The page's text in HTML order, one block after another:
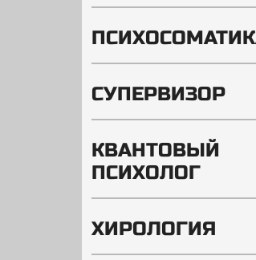
СУПЕРВИЗОР
КВАНТОВЫЙ
ПСИХОЛОГ
ХИРОЛОГИЯ